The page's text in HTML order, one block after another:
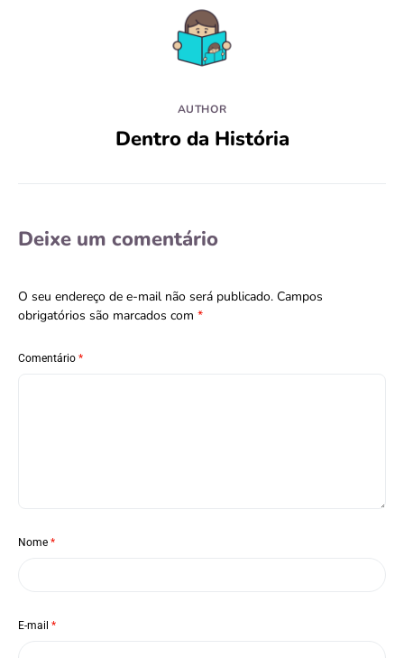
AUTHOR
Dentro da História
Deixe um comentário
O seu endereço de e-mail não será publicado. Campos
obrigatórios são marcados com *
Comentário *
Nome *
E-mail *